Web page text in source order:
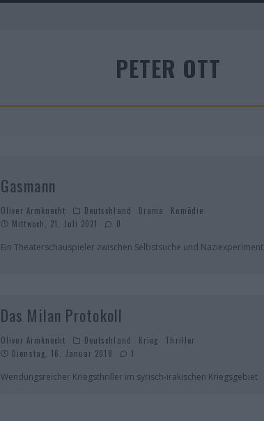
PETER OTT
Gasmann
Oliver Armknecht Deutschland Drama
Komödie
Mittwoch, 21. Juli 2021
0
Ein Theaterschauspieler zwischen Selbstsuche und Naziexperiment
Das Milan Protokoll
Oliver Armknecht Deutschland Krieg
Thriller
Dienstag, 16. Januar 2018
1
Wendungsreicher Kriegsthriller im syrisch-irakischen Kriegsgebiet